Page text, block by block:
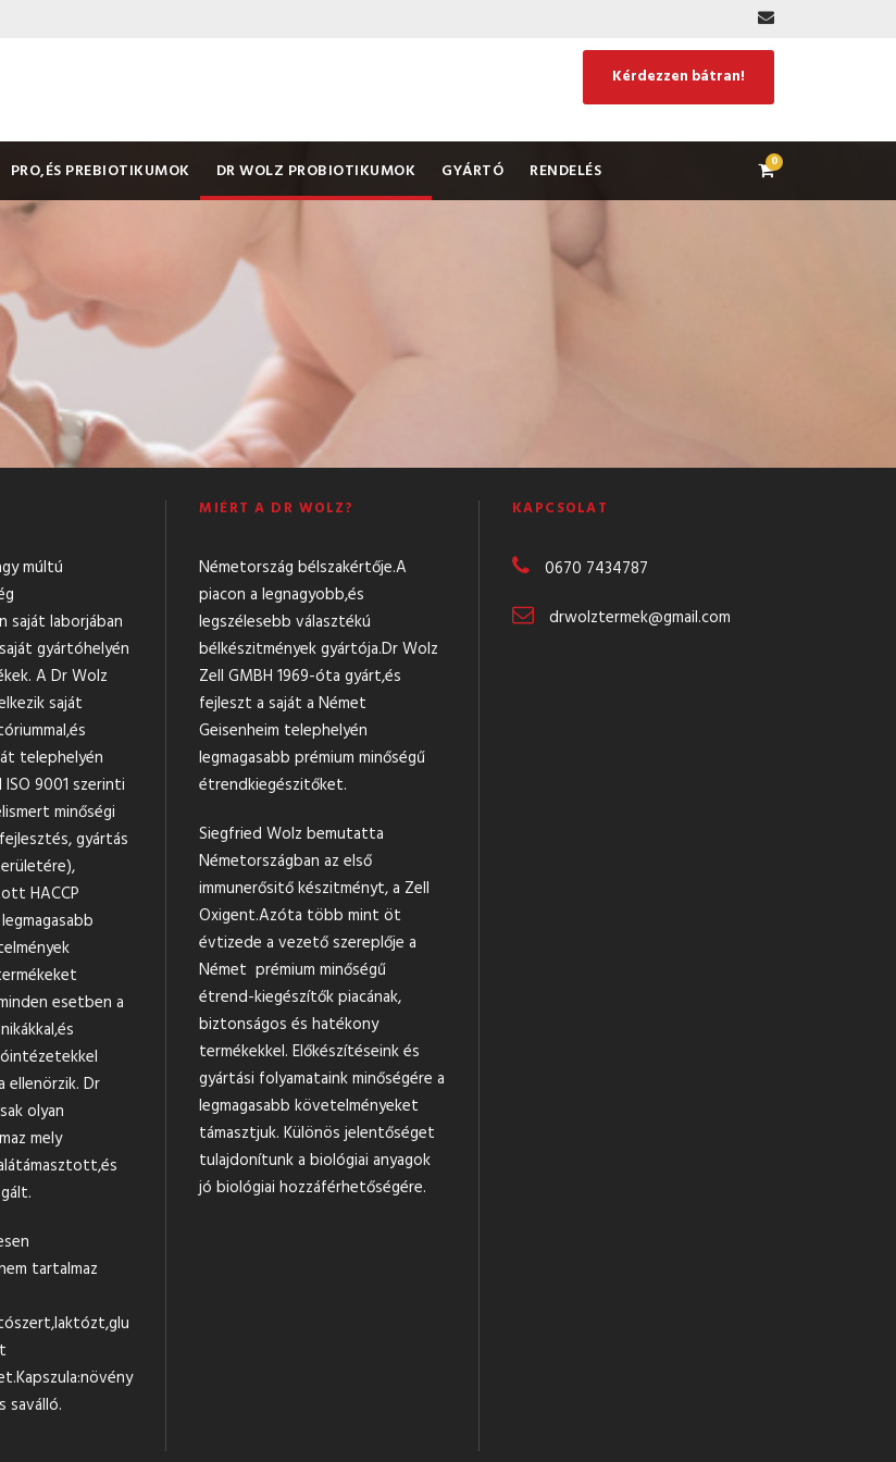
Kérdezzen bátran!
PRO,ÉS PREBIOTIKUMOK DR WOLZ PROBIOTIKUMOK GYÁRTÓ RENDELÉS 0
múltú
saját laborjában
gyártóhelyén
A Dr Wolz
saját
telephelyén
ISO 9001 szerinti
minőségi
gyártás
HACCP
esetben a
Dr
olyan
mely
tartalmaz
saválló.
MIÉRT A DR WOLZ?
Németország bélszakértője.A
piacon a legnagyobb,és
legszélesebb választékú
bélkészitmények gyártója.Dr Wolz
Zell GMBH 1969-óta gyárt,és
fejleszt a saját a Német
Geisenheim telephelyén
legmagasabb prémium minőségű
étrendkiegészitőket.
Siegfried Wolz bemutatta
Németországban az első
immunerősitő készitményt, a Zell
Oxigent.Azóta több mint öt
évtizede a vezető szereplője a
Német prémium minőségű
étrend-kiegészítők piacának,
biztonságos és hatékony
termékekkel. Előkészítéseink és
gyártási folyamataink minőségére a
legmagasabb követelményeket
támasztjuk. Különös jelentőséget
tulajdonítunk a biológiai anyagok
jó biológiai hozzáférhetőségére.
KAPCSOLAT
0670 7434787
drwolztermek@gmail.com